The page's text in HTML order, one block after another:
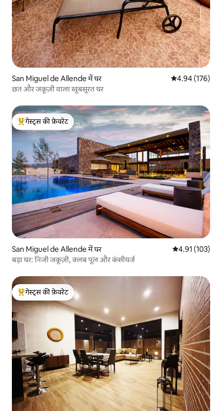
San Miguel de Allende में घर औसत रेटिंग 5 में से
4.94 (176)
छत और जकूज़ी वाला खूबसूरत घर
गेस्ट्स का टॉप फ़ेवरेट
गेस्ट्स की फ़ेवरेट
San Miguel de Allende में घर औसत रेटिंग 5 में से
4.91 (103)
बड़ा घर: निजी जकूज़ी, क्लब पूल और कंसीयर्ज
गेस्ट्स का टॉप फ़ेवरेट
गेस्ट्स की फ़ेवरेट